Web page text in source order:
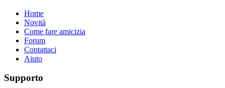
Home
Novità
Come fare amicizia
Forum
Contattaci
Aiuto
Supporto